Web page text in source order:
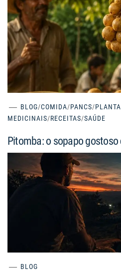
BLOG/COMIDA/PANCS/
MEDICINAIS/RECEITAS/SAÚDE
Pitomba: o sopapo
BLOG